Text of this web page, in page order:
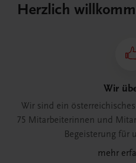
Herzlich
Wir
Wir sind ein
75 Mitarbeiterinnen und
Begeisterung für
mehr